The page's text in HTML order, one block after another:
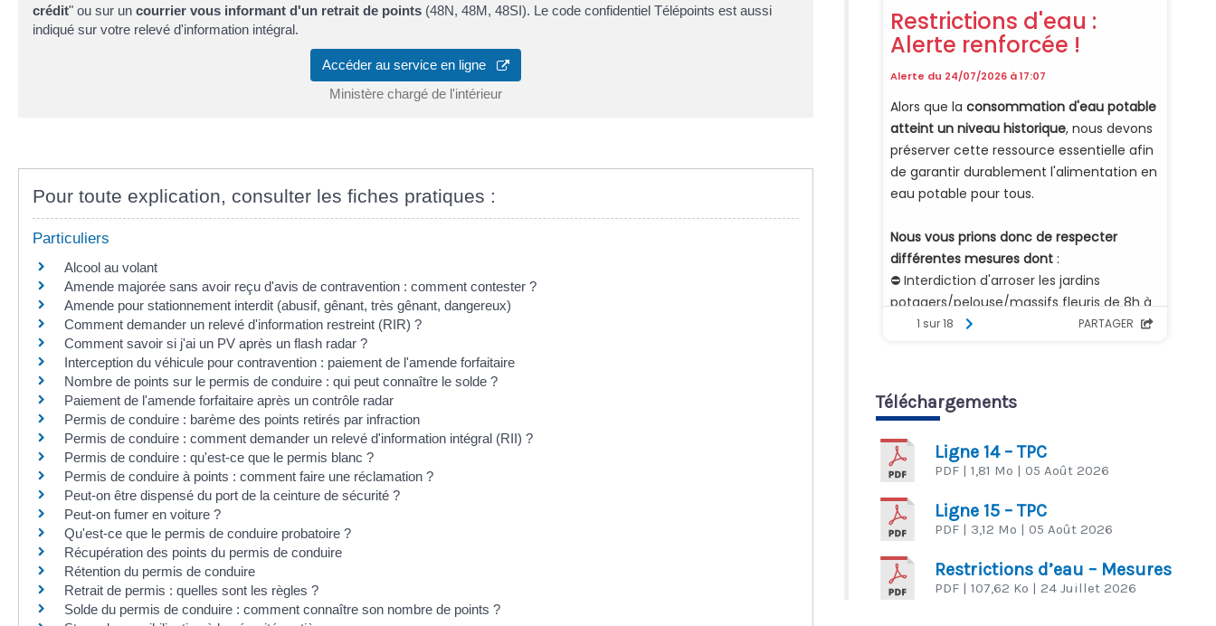
crédit" ou sur un courrier vous informant d'un retrait de points (48N, 48M, 48SI). Le code confidentiel Télépoints est aussi
indiqué sur votre relevé d'information intégral.
Accéder au service en ligne
Ministère chargé de l'intérieur
Pour toute explication, consulter les fiches pratiques :
Particuliers
Alcool au volant
Amende majorée sans avoir reçu d'avis de contravention : comment contester ?
Amende pour stationnement interdit (abusif, gênant, très gênant, dangereux)
Comment demander un relevé d'information restreint (RIR) ?
Comment savoir si j'ai un PV après un flash radar ?
Interception du véhicule pour contravention : paiement de l'amende forfaitaire
Nombre de points sur le permis de conduire : qui peut connaître le solde ?
Paiement de l'amende forfaitaire après un contrôle radar
Permis de conduire : barème des points retirés par infraction
Permis de conduire : comment demander un relevé d'information intégral (RII) ?
Permis de conduire : qu'est-ce que le permis blanc ?
Permis de conduire à points : comment faire une réclamation ?
Peut-on être dispensé du port de la ceinture de sécurité ?
Peut-on fumer en voiture ?
Qu'est-ce que le permis de conduire probatoire ?
Récupération des points du permis de conduire
Rétention du permis de conduire
Retrait de permis : quelles sont les règles ?
Solde du permis de conduire : comment connaître son nombre de points ?
Téléchargements
Ligne 14 – TPC
PDF| 1,81 Mo | 05 Août 2026
Ligne 15 – TPC
PDF| 3,12 Mo | 05 Août 2026
Restrictions d’eau – Mesures
PDF| 107,62 Ko | 24 Juillet 2026